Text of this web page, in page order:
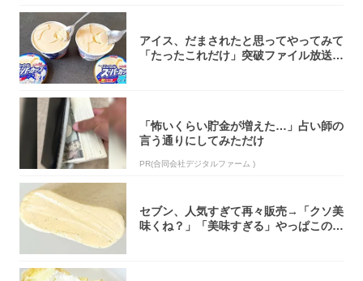
アイス、だまされたと思ってやってみて
「たったこれだけ」突破ファイル放送で
「怖いくらい貯金が増えた…」占い師の
言う通りにしてみただけ
PR(合同会社デジタルファーム )
セブン、人気すぎて再々販売→「クソ美
味くね？」「美味すぎる」やっぱこのク